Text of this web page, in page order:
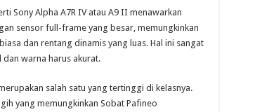
Sony Alpha A7R IV atau A9 II menawarkan
sensor full-frame yang besar, memungkinkan
dan rentang dinamis yang luas. Hal ini sangat
warna harus akurat.
salah satu yang tertinggi di kelasnya.
yang memungkinkan Sobat Pafineo